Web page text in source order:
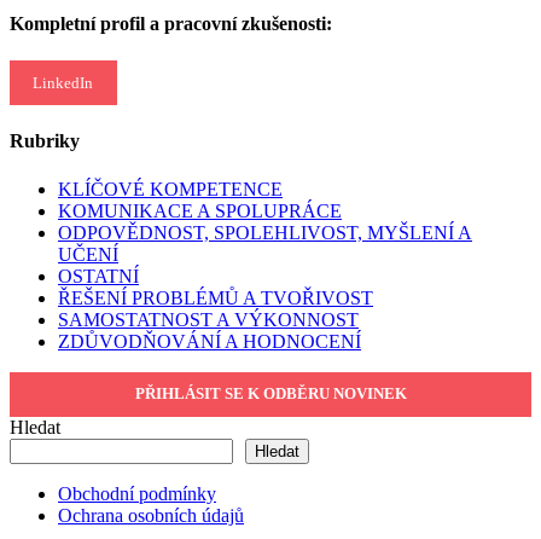
Kompletní profil a pracovní zkušenosti:
LinkedIn
Rubriky
KLÍČOVÉ KOMPETENCE
KOMUNIKACE A SPOLUPRÁCE
ODPOVĚDNOST, SPOLEHLIVOST, MYŠLENÍ A
UČENÍ
OSTATNÍ
ŘEŠENÍ PROBLÉMŮ A TVOŘIVOST
SAMOSTATNOST A VÝKONNOST
ZDŮVODŇOVÁNÍ A HODNOCENÍ
PŘIHLÁSIT SE K ODBĚRU NOVINEK
Hledat
Hledat
Obchodní podmínky
Ochrana osobních údajů